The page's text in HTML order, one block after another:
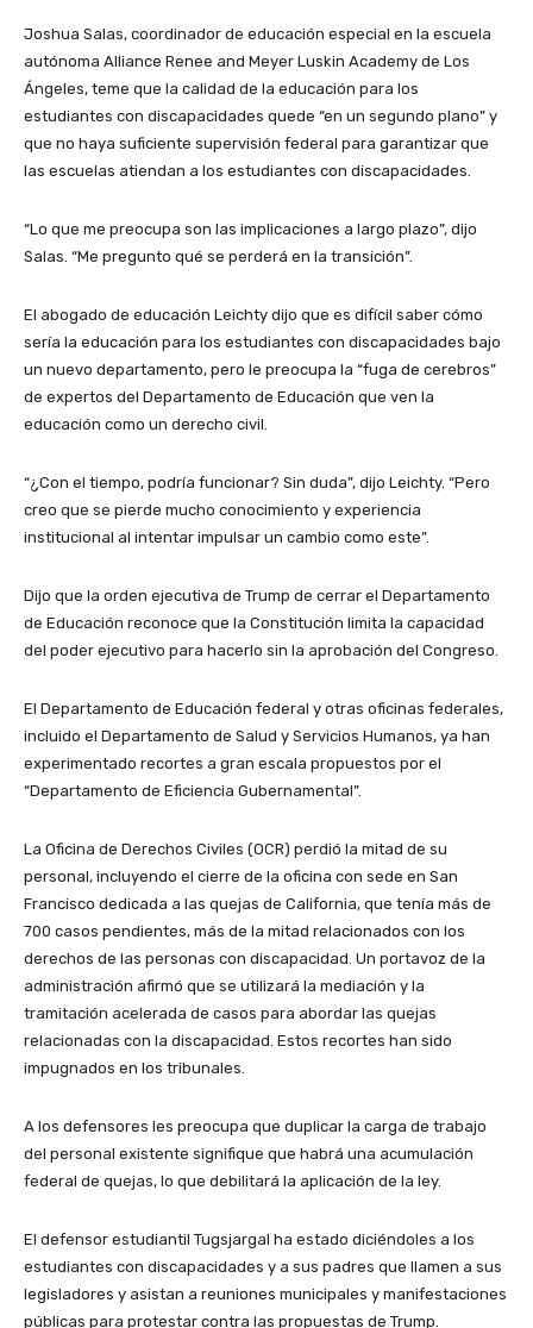
Joshua Salas, coordinador de educación especial en la escuela
autónoma Alliance Renee and Meyer Luskin Academy de Los
Ángeles, teme que la calidad de la educación para los
estudiantes con discapacidades quede “en un segundo plano” y
que no haya suficiente supervisión federal para garantizar que
las escuelas atiendan a los estudiantes con discapacidades.
“Lo que me preocupa son las implicaciones a largo plazo”, dijo
Salas. “Me pregunto qué se perderá en la transición”.
El abogado de educación Leichty dijo que es difícil saber cómo
sería la educación para los estudiantes con discapacidades bajo
un nuevo departamento, pero le preocupa la “fuga de cerebros”
de expertos del Departamento de Educación que ven la
educación como un derecho civil.
“¿Con el tiempo, podría funcionar? Sin duda”, dijo Leichty. “Pero
creo que se pierde mucho conocimiento y experiencia
institucional al intentar impulsar un cambio como este”.
Dijo que la orden ejecutiva de Trump de cerrar el Departamento
de Educación reconoce que la Constitución limita la capacidad
del poder ejecutivo para hacerlo sin la aprobación del Congreso.
El Departamento de Educación federal y otras oficinas federales,
incluido el Departamento de Salud y Servicios Humanos, ya han
experimentado recortes a gran escala propuestos por el
“Departamento de Eficiencia Gubernamental”.
La Oficina de Derechos Civiles (OCR) perdió la mitad de su
personal, incluyendo el cierre de la oficina con sede en San
Francisco dedicada a las quejas de California, que tenía más de
700 casos pendientes, más de la mitad relacionados con los
derechos de las personas con discapacidad. Un portavoz de la
administración afirmó que se utilizará la mediación y la
tramitación acelerada de casos para abordar las quejas
relacionadas con la discapacidad. Estos recortes han sido
impugnados en los tribunales.
A los defensores les preocupa que duplicar la carga de trabajo
del personal existente signifique que habrá una acumulación
federal de quejas, lo que debilitará la aplicación de la ley.
El defensor estudiantil Tugsjargal ha estado diciéndoles a los
estudiantes con discapacidades y a sus padres que llamen a sus
legisladores y asistan a reuniones municipales y manifestaciones
públicas para protestar contra las propuestas de Trump.